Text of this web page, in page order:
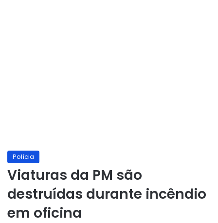
Polícia
Viaturas da PM são
destruídas durante incêndio
em oficina